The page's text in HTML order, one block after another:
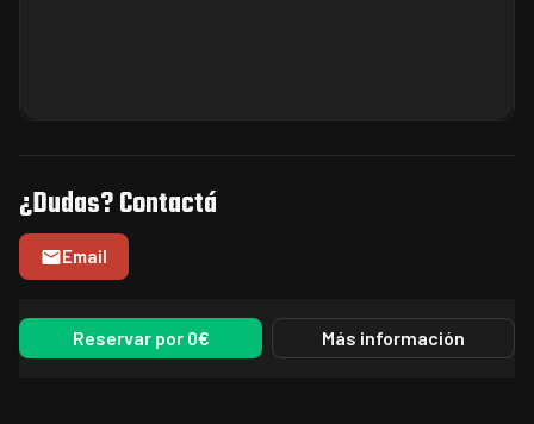
¿Dudas? Contactá
Email
Reservar por 0€ Más información